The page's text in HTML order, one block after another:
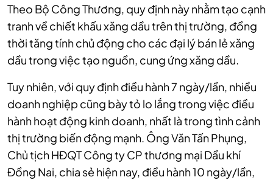
Theo Bộ Công Thương, quy định này nhằm tạo cạnh
tranh về chiết khấu xăng dầu trên thị trường, đồng
thời tăng tính chủ động cho các đại lý bán lẻ xăng
dầu trong việc tạo nguồn, cung ứng xăng dầu.
Tuy nhiên, với quy định điều hành 7 ngày/lần, nhiều
doanh nghiệp cũng bày tỏ lo lắng trong việc điều
hành hoạt động kinh doanh, nhất là trong tình cảnh
thị trường biến động mạnh. Ông Văn Tấn Phụng,
Chủ tịch HĐQT Công ty CP thương mại Dầu khí
Đồng Nai, chia sẻ hiện nay, điều hành 10 ngày/lần,